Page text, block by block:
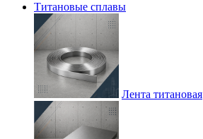
Титановые сплавы
Лента титановая